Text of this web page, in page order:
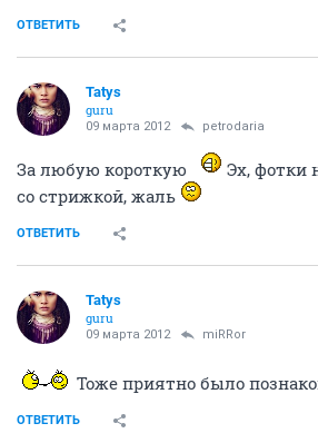
ОТВЕТИТЬ
Tatys
guru
09 марта 2012 petrodaria
За любую короткую
Эх, фотки
со стрижкой, жаль
ОТВЕТИТЬ
Tatys
guru
09 марта 2012 miRRor
Тоже приятно было
ОТВЕТИТЬ